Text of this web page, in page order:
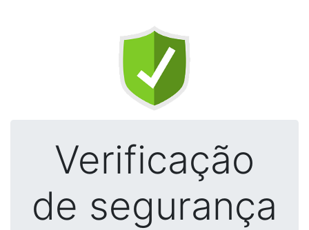
Verificação
de segurança